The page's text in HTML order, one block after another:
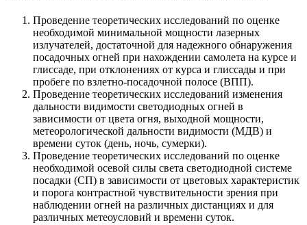
Проведение теоретических исследований по оценке
необходимой минимальной мощности лазерных
излучателей, достаточной для надежного обнаружения
посадочных огней при нахождении самолета на курсе и
глиссаде, при отклонениях от курса и глиссады и при
пробеге по взлетно-посадочной полосе (ВПП).
Проведение теоретических исследований изменения
дальности видимости светодиодных огней в
зависимости от цвета огня, выходной мощности,
метеорологической дальности видимости (МДВ) и
времени суток (день, ночь, сумерки).
Проведение теоретических исследований по оценке
необходимой осевой силы света светодиодной системе
посадки (СП) в зависимости от цветовых характеристик
и порога контрастной чувствительности зрения при
наблюдении огней на различных дистанциях и для
различных метеоусловий и времени суток.